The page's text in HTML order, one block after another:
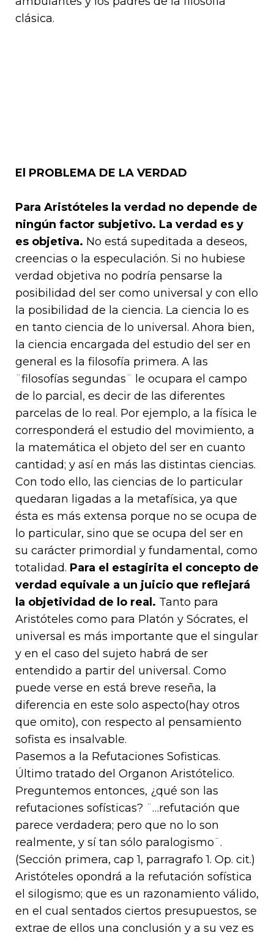
clásica.
El PROBLEMA DE LA VERDAD
Para Aristóteles la verdad no depende de
ningún factor subjetivo. La verdad es y
es objetiva. No está supeditada a deseos,
creencias o la especulación. Si no hubiese
verdad objetiva no podría pensarse la
posibilidad del ser como universal y con ello
la posibilidad de la ciencia. La ciencia lo es
en tanto ciencia de lo universal. Ahora bien,
la ciencia encargada del estudio del ser en
general es la filosofía primera. A las
¨filosofías segundas¨ le ocupara el campo
de lo parcial, es decir de las diferentes
parcelas de lo real. Por ejemplo, a la física le
corresponderá el estudio del movimiento, a
la matemática el objeto del ser en cuanto
cantidad; y así en más las distintas ciencias.
Con todo ello, las ciencias de lo particular
quedaran ligadas a la metafísica, ya que
ésta es más extensa porque no se ocupa de
lo particular, sino que se ocupa del ser en
su carácter primordial y fundamental, como
totalidad. Para el estagirita el concepto de
verdad equivale a un juicio que reflejará
la objetividad de lo real. Tanto para
Aristóteles como para Platón y Sócrates, el
universal es más importante que el singular
y en el caso del sujeto habrá de ser
entendido a partir del universal. Como
puede verse en está breve reseña, la
diferencia en este solo aspecto(hay otros
que omito), con respecto al pensamiento
sofista es insalvable.
Pasemos a la Refutaciones Sofisticas.
Último tratado del Organon Aristótelico.
Preguntemos entonces, ¿qué son las
refutaciones sofísticas? ¨…refutación que
parece verdadera; pero que no lo son
realmente, y sí tan sólo paralogismo¨.
(Sección primera, cap 1, parragrafo 1. Op. cit.)
Aristóteles opondrá a la refutación sofística
el silogismo; que es un razonamiento válido,
en el cual sentados ciertos presupuestos, se
extrae de ellos una conclusión y a su vez es